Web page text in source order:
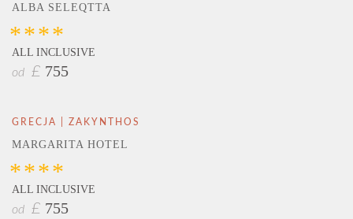
ALBA SELEQTTA
****
ALL INCLUSIVE
od £ 755
GRECJA | ZAKYNTHOS
MARGARITA HOTEL
****
ALL INCLUSIVE
od £ 755